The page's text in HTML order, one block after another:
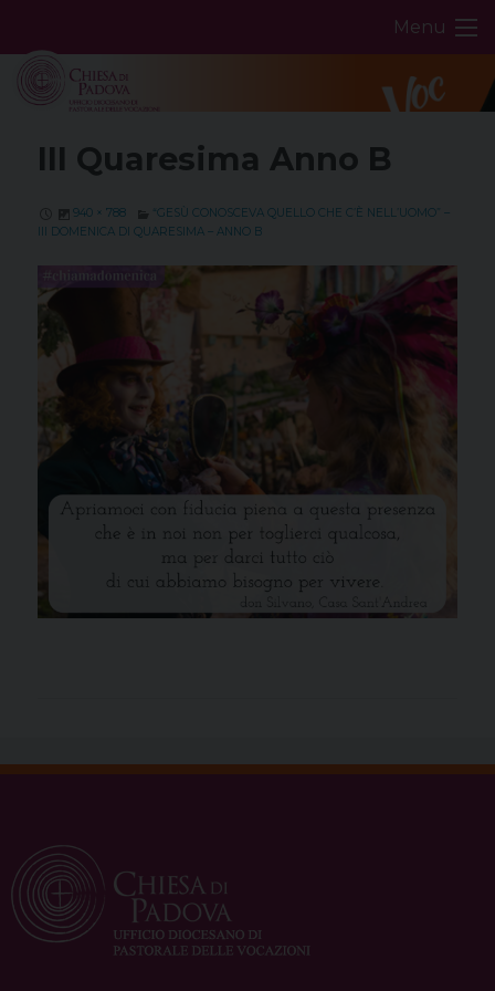
content
Menu
III Quaresima Anno B
940 × 788
“GESÙ CONOSCEVA QUELLO CHE C’È NELL’UOMO” –
III DOMENICA DI QUARESIMA – ANNO B